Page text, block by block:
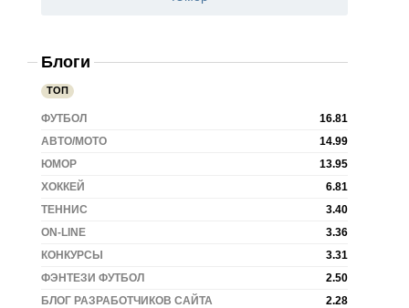
Блоги
ТОП
16.81
ФУТБОЛ
14.99
АВТО/МОТО
13.95
ЮМОР
6.81
ХОККЕЙ
3.40
ТЕННИС
3.36
ON-LINE
3.31
КОНКУРСЫ
2.50
ФЭНТЕЗИ ФУТБОЛ
2.28
БЛОГ РАЗРАБОТЧИКОВ САЙТА